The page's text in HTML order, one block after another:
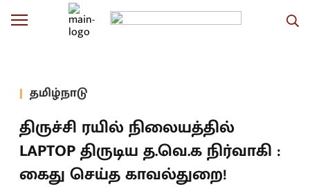
தமிழ்நாடு
திருச்சி ரயில் நிலையத்தில்
LAPTOP திருடிய த.வெ.க நிர்வாகி :
கைது செய்த காவல்துறை!